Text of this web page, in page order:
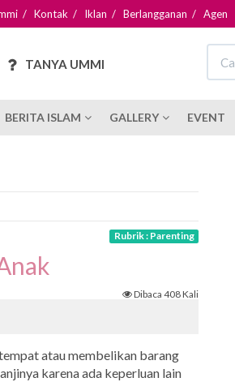
/ Kontak / Iklan / Berlangganan / Agen
TANYA UMMI
BERITA ISLAM GALLERY EVENT
Rubrik : Parenting
Dibaca 408 Kali
atau membelikan barang
karena ada keperluan lain